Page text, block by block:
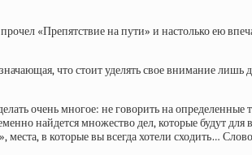
«Препятствие на пути» и настолько ею
что стоит уделять свое внимание
очень многое: не говорить на определенные
найдется множество дел, которые будут
в которые вы всегда хотели сходить…